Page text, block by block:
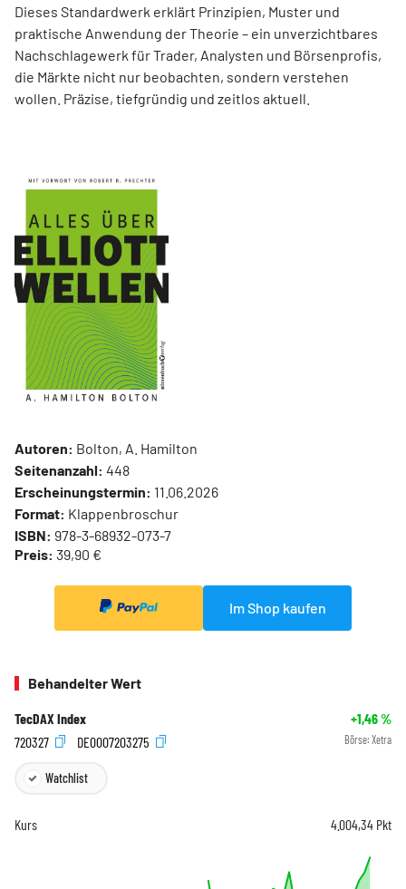
Dieses Standardwerk erklärt Prinzipien, Muster und
praktische Anwendung der Theorie – ein unverzichtbares
Nachschlagewerk für Trader, Analysten und Börsenprofis,
die Märkte nicht nur beobachten, sondern verstehen
wollen. Präzise, tiefgründig und zeitlos aktuell.
Autoren: Bolton, A. Hamilton
Seitenanzahl: 448
Erscheinungstermin: 11.06.2026
Format: Klappenbroschur
ISBN: 978-3-68932-073-7
Preis: 39,90 €
Im Shop kaufen
Behandelter Wert
TecDAX Index +1,46%
720327
DE0007203275 Börse: Xetra
Watchlist
Kurs 4.004,34 Pkt